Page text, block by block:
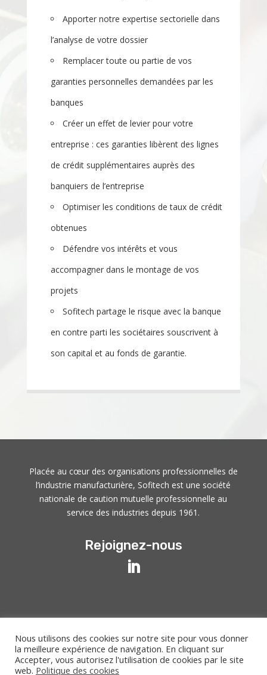
Apporter notre expertise sectorielle dans
l’analyse de votre dossier
Remplacer toute ou partie de vos
garanties personnelles demandées par les
banques
Créer un effet de levier pour votre
entreprise : ces garanties libèrent des lignes
de crédit supplémentaires auprès des
banquiers de l’entreprise
Optimiser les conditions de taux de crédit
obtenues
Défendre vos intérêts et vous
accompagner dans le montage de vos
projets
Sofitech partage le risque avec la banque
en contre parti les sociétaires souscrivent à
son capital et au fonds de garantie.
Placée au cœur des organisations professionnelles de
l’industrie manufacturière, Sofitech est une société
nationale de caution mutuelle professionnelle au
service des industries depuis 1961.
Rejoignez-nous
cookies
Nous utilisons des cookies sur notre site pour vous donner
la meilleure expérience de navigation. En cliquant sur
Accepter, vous autorisez l'utilisation de cookies par le site
web. Politique des cookies